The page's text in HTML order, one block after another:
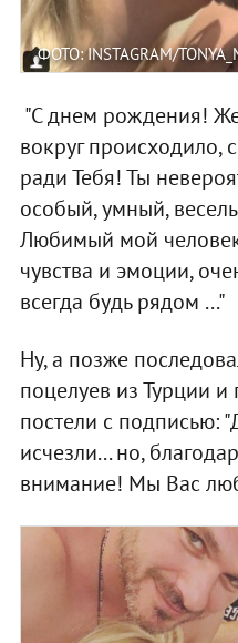
ФОТО: INSTAGRAM/
"С днем рождения!
вокруг происходило,
ради Тебя! Ты
особый, умный,
Любимый мой
чувства и эмоции,
всегда будь рядом ..."
Ну, а позже
поцелуев из Турции и
постели с подписью:
исчезли... но,
внимание! Мы Вас